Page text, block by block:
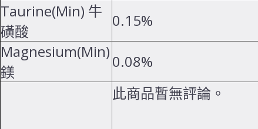
Taurine(Min) 牛
磺酸
0.15%
Magnesium(Min)
鎂
0.08%
此商品暫無評論。